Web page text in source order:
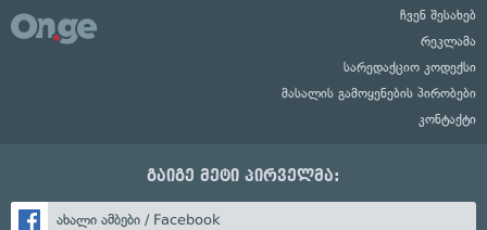
ჩვენ შესახებ
რეკლამა
სარედაქციო კოდექსი
მასალის გამოყენების პირობები
კონტაქტი
გაიგე მეტი პირველმა:
ახალი ამბები / Facebook